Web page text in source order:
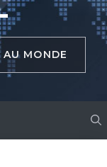
AU MONDE